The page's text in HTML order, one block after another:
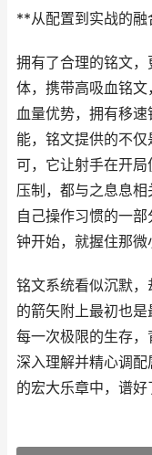
**从配置到实战的
拥有了合理的铭文
体，携带高吸血铭
血量优势，拥有移
能，铭文提供的不
可，它让射手在开
压制，都与之息息
自己操作习惯的一
钟开始，就握住那微
铭文系统看似沉默
的箭矢附上最初也是
每一次极限的生存，
深入理解并精心调
的宏大乐章中，谱好